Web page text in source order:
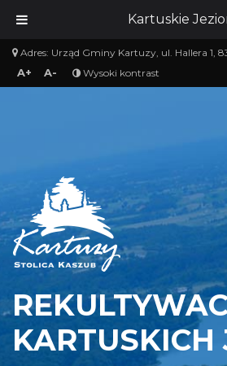
Adres: Urząd Gminy Kartuzy, ul. Hallera 1,
A+ A- Wysoki kontrast
KARTUSKICH
Kartuskie